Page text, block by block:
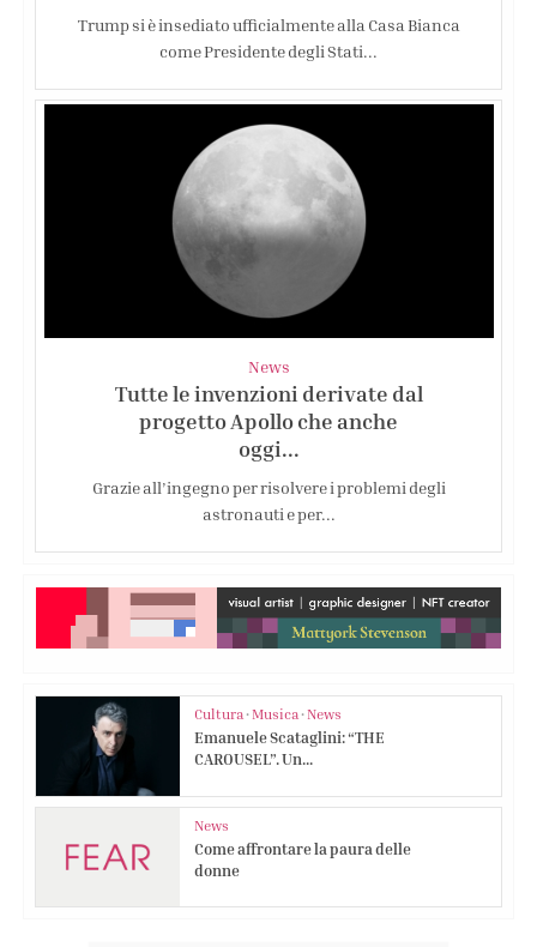
Trump si è insediato ufficialmente alla Casa Bianca
come Presidente degli Stati...
News
Tutte le invenzioni derivate dal
progetto Apollo che anche
oggi...
Grazie all’ingegno per risolvere i problemi degli
astronauti e per...
Cultura •Musica •News
Emanuele Scataglini: “THE
CAROUSEL”. Un...
News
Come affrontare la paura delle
donne